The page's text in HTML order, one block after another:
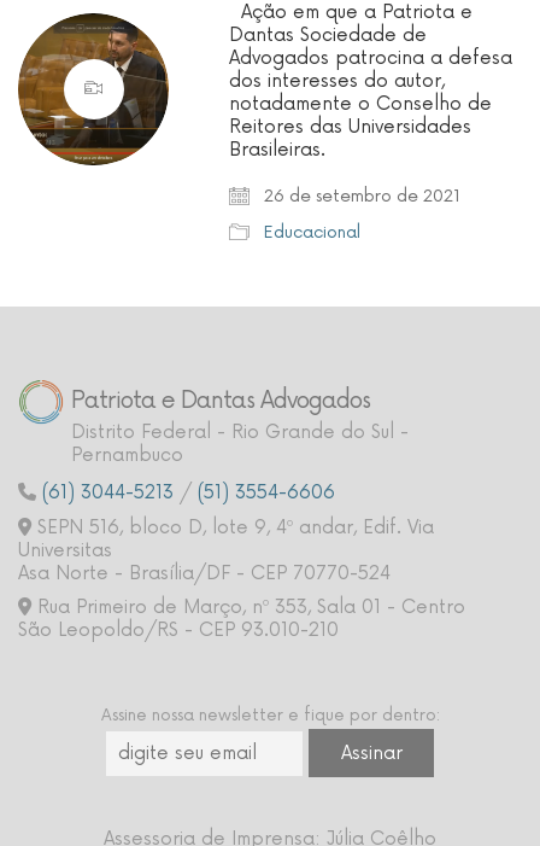
Ação em que a Patriota e
Dantas Sociedade de
Advogados patrocina a defesa
dos interesses do autor,
notadamente o Conselho de
Reitores das Universidades
Brasileiras.
26 de setembro de 2021
Educacional
Patriota e Dantas Advogados
Distrito Federal - Rio Grande do Sul -
Pernambuco
(61) 3044-5213 / (51) 3554-6606
SEPN 516, bloco D, lote 9, 4º andar, Edif. Via
Universitas
Asa Norte - Brasília/DF - CEP 70770-524
Rua Primeiro de Março, nº 353, Sala 01 - Centro
São Leopoldo/RS - CEP 93.010-210
Assine nossa newsletter e fique por dentro:
Assessoria de Imprensa: Júlia Coêlho